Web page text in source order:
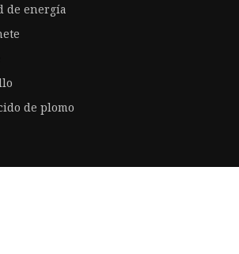
de energía
de plomo